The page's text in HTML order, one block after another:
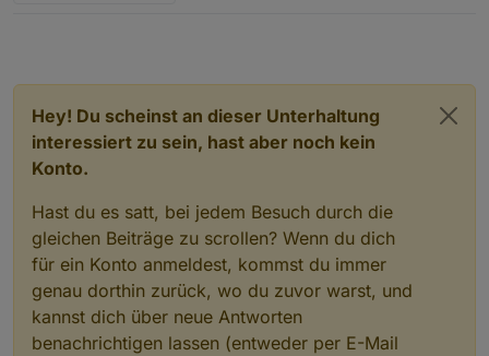
Hey! Du scheinst an dieser Unterhaltung
interessiert zu sein, hast aber noch kein
Konto.
Hast du es satt, bei jedem Besuch durch die
gleichen Beiträge zu scrollen? Wenn du dich
für ein Konto anmeldest, kommst du immer
genau dorthin zurück, wo du zuvor warst, und
kannst dich über neue Antworten
benachrichtigen lassen (entweder per E-Mail